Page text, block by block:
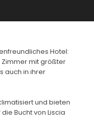
Hotel:
mit größter
auch in ihrer
und bieten
Bucht von Liscia